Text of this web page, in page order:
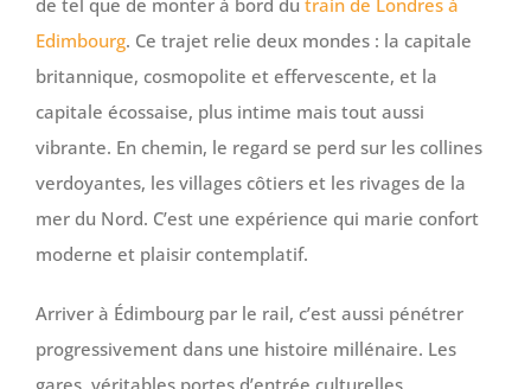
de tel que de monter à bord du train de Londres à
Edimbourg. Ce trajet relie deux mondes : la capitale
britannique, cosmopolite et effervescente, et la
capitale écossaise, plus intime mais tout aussi
vibrante. En chemin, le regard se perd sur les collines
verdoyantes, les villages côtiers et les rivages de la
mer du Nord. C’est une expérience qui marie confort
moderne et plaisir contemplatif.
Arriver à Édimbourg par le rail, c’est aussi pénétrer
progressivement dans une histoire millénaire. Les